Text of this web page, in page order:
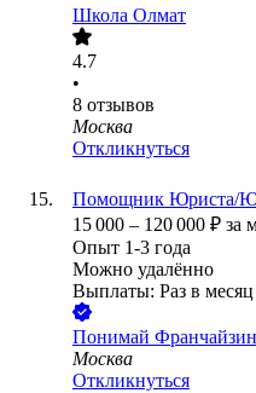
Школа Олмат
4.7
•
8 отзывов
Москва
Откликнуться
Помощник Юриста/
15 000 – 120 000 ₽ за
Опыт 1-3 года
Можно удалённо
Выплаты: Раз в месяц
Понимай
Москва
Откликнуться